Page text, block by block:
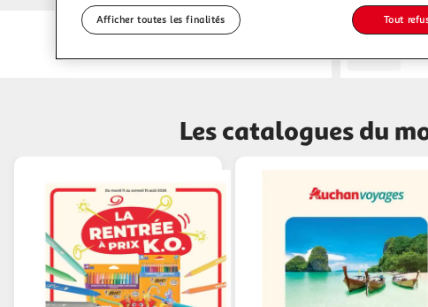
Les catalogues du
Afficher toutes les finalités Tout